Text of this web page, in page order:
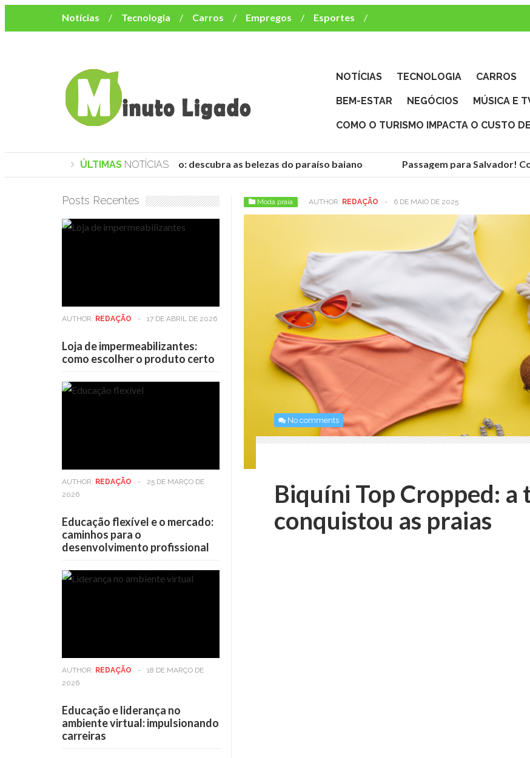
Notícias Tecnologia Carros Empregos
Esportes
Mulher
Bem-Estar Negócios
Música e TV
NOTÍCIAS TECNOLOGIA CARROS
BEM-ESTAR NEGÓCIOS MÚSICA E
COMO O TURISMO IMPACTA O CUSTO
ÚLTIMAS NOTÍCIAS
Praias de Trancoso: descubra as belezas do paraíso baiano Passagem para Salvador!
Moda praia AUTHOR: REDAÇÃO - 6 DE MAIO DE 2025
No comments
Biquíni Top Cropped: a
conquistou as praias
Posts Recentes
AUTHOR: REDAÇÃO - 17 DE ABRIL DE 2026
Loja de impermeabilizantes:
como escolher o produto certo
AUTHOR: REDAÇÃO -
25 DE MARÇO DE
2026
Educação flexível e o mercado:
caminhos para o
desenvolvimento profissional
AUTHOR: REDAÇÃO -
18 DE MARÇO DE
2026
Educação e liderança no
ambiente virtual: impulsionando
carreiras